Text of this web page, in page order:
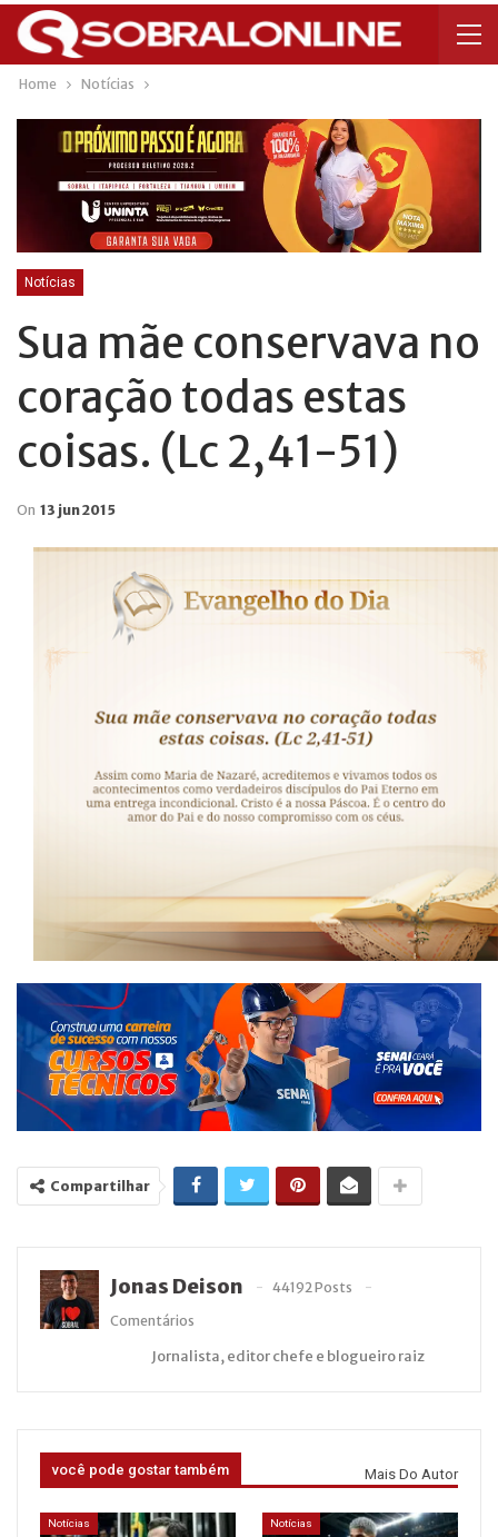
Home Notícias
Notícias
Sua mãe conservava no
coração todas estas
coisas. (Lc 2,41-51)
On 13 jun 2015
Compartilhar
Jonas Deison
44192 Posts
Comentários
Jornalista, editor chefe e blogueiro raiz
você pode gostar também Mais Do Autor
Notícias Notícias